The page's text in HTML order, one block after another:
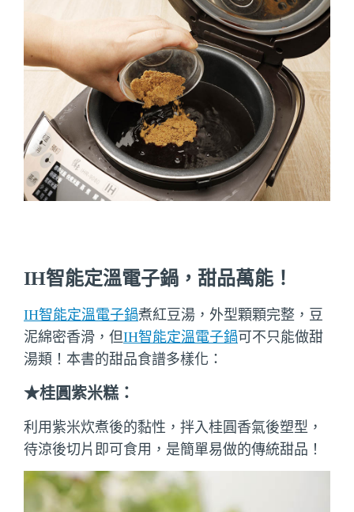
IH智能定溫電子鍋，甜品萬能！
IH智能定溫電子鍋煮紅豆湯，外型顆顆完整，豆
泥綿密香滑，但IH智能定溫電子鍋可不只能做甜
湯類！本書的甜品食譜多樣化：
★桂圓紫米糕：
利用紫米炊煮後的黏性，拌入桂圓香氣後塑型，
待涼後切片即可食用，是簡單易做的傳統甜品！